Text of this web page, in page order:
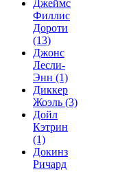
Джеймс
Филлис
Дороти
(13)
Джонс
Лесли-
Энн (1)
Диккер
Жоэль (3)
Дойл
Кэтрин
(1)
Докинз
Ричард